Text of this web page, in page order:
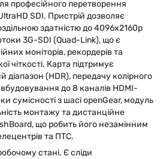
професійного перетворення
SDI. Пристрій дозволяє
здатністю до 4096x2160p
3G-SDI (Quad-Link), що є
моніторів, рекордерів та
чіткості. Карта підтримує
(HDR), передачу колірного
до 8 каналів HDMI-
сумісності з шасі openGear, модуль
монтажу та дистанційне
що робить його незамінним
та ПТС.
стані. Є сліди